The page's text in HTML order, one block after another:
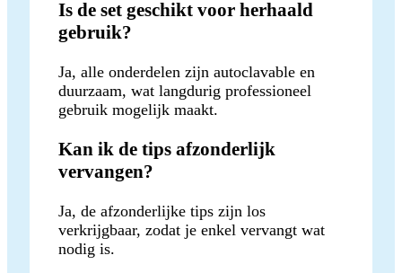
Is de set geschikt voor herhaald
gebruik?
Ja, alle onderdelen zijn autoclavable en
duurzaam, wat langdurig professioneel
gebruik mogelijk maakt.
Kan ik de tips afzonderlijk
vervangen?
Ja, de afzonderlijke tips zijn los
verkrijgbaar, zodat je enkel vervangt wat
nodig is.